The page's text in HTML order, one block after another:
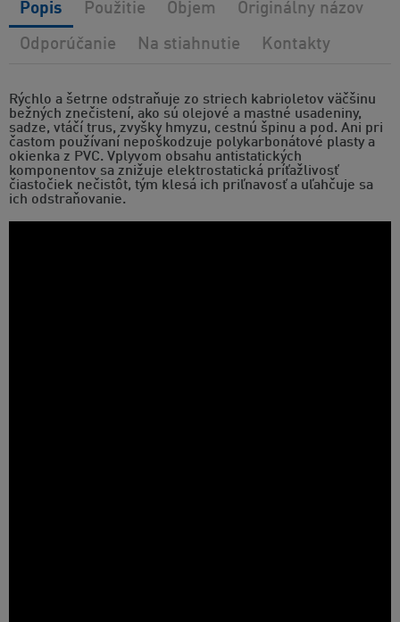
Rýchlo a šetrne odstraňuje zo striech kabrioletov väčšinu
bežných znečistení, ako sú olejové a mastné usadeniny,
sadze, vtáčí trus, zvyšky hmyzu, cestnú špinu a pod. Ani pri
častom používaní nepoškodzuje polykarbonátové plasty a
okienka z PVC. Vplyvom obsahu antistatických
komponentov sa znižuje elektrostatická príťažlivosť
čiastočiek nečistôt, tým klesá ich priľnavosť a uľahčuje sa
ich odstraňovanie.
Popis Použitie Objem Originálny názov
Odporúčanie Na stiahnutie Kontakty